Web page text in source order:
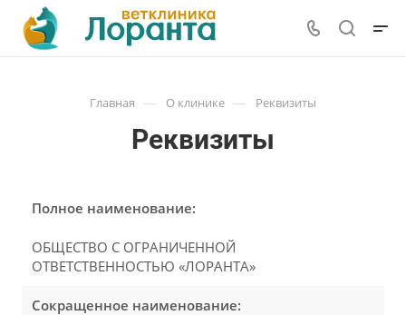
Главная — О клинике — Реквизиты
Реквизиты
Полное наименование:
ОБЩЕСТВО С ОГРАНИЧЕННОЙ
ОТВЕТСТВЕННОСТЬЮ «ЛОРАНТА»
Сокращенное наименование: